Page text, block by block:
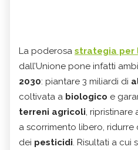
La poderosa strategia per
dall’Unione pone infatti
2030: piantare 3 miliardi di
coltivata a biologico e
terreni agricoli, ripristinare
a scorrimento libero, ridurre
dei pesticidi. Risultati a cui